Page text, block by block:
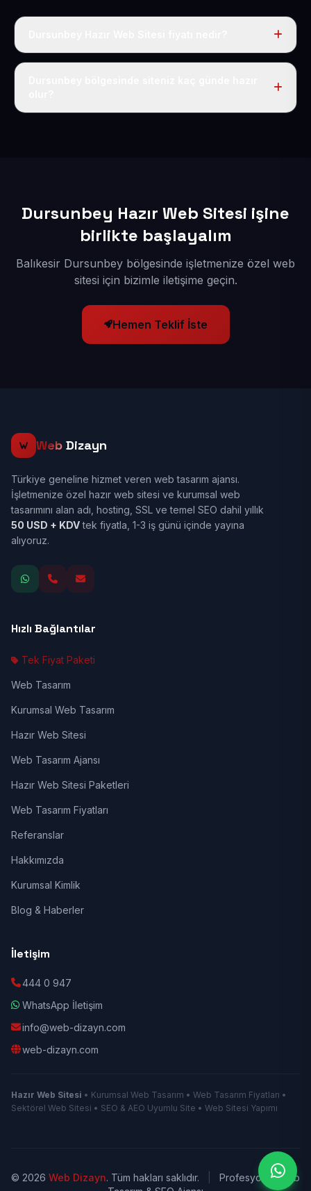
Tek fiyat uygulanır: yıllık 50 USD + KDV. Bu bedele alan
Dursunbey Hazır Web Sitesi işine
birlikte başlayalım
Balıkesir Dursunbey bölgesinde işletmenize özel web
sitesi için bizimle iletişime geçin.
Hemen Teklif İste
Web Dizayn
Türkiye geneline hizmet veren web tasarım ajansı.
İşletmenize özel hazır web sitesi ve kurumsal web
tasarımını alan adı, hosting, SSL ve temel SEO dahil yıllık
50 USD + KDVtek fiyatla, 1-3 iş günü içinde yayına
alıyoruz.
Hızlı Bağlantılar
Tek Fiyat Paketi
Web Tasarım
Kurumsal Web Tasarım
Hazır Web Sitesi
Web Tasarım Ajansı
Hazır Web Sitesi Paketleri
Web Tasarım Fiyatları
Referanslar
Hakkımızda
Kurumsal Kimlik
Blog & Haberler
İletişim
444 0 947
WhatsApp İletişim
info@web-dizayn.com
web-dizayn.com
Hazır Web Sitesi • Kurumsal Web Tasarım • Web Tasarım Fiyatları •
Sektörel Web Sitesi • SEO & AEO Uyumlu Site • Web Sitesi Yapımı
© 2026 Web Dizayn. Tüm hakları saklıdır.
Profesyonel Web